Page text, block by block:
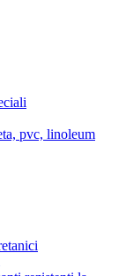
pvc, linoleum